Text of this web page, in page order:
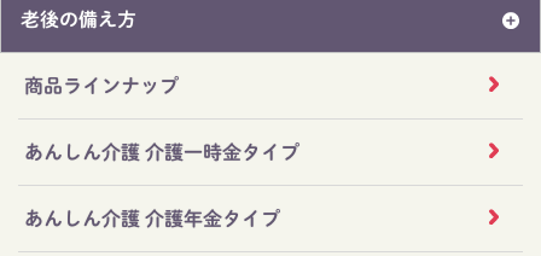
老後の備え方
商品ラインナップ
あんしん介護 介護一時金タイプ
あんしん介護 介護年金タイプ